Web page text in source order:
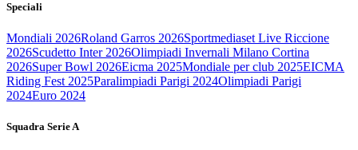
Speciali
Mondiali 2026Roland Garros 2026Sportmediaset Live Riccione
2026Scudetto Inter 2026Olimpiadi Invernali Milano Cortina
2026Super Bowl 2026Eicma 2025Mondiale per club 2025EICMA
Riding Fest 2025Paralimpiadi Parigi 2024Olimpiadi Parigi
2024Euro 2024
Squadra Serie A